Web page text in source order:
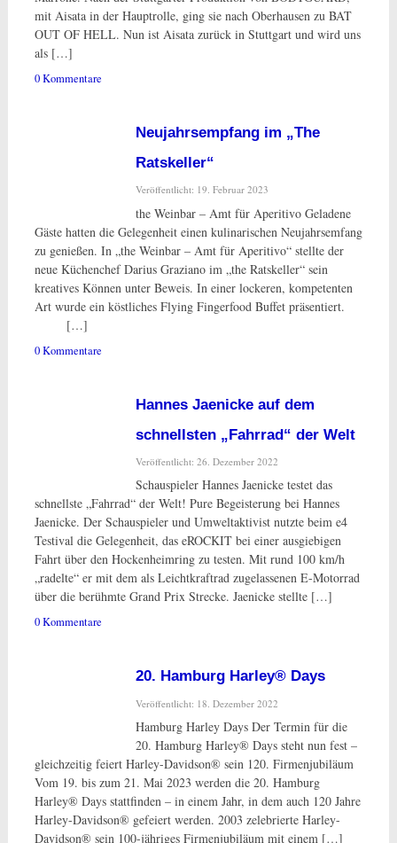
mit Aisata in der Hauptrolle, ging sie nach Oberhausen zu BAT
OUT OF HELL. Nun ist Aisata zurück in Stuttgart und wird uns
als […]
0 Kommentare
Neujahrsempfang im „The
Ratskeller“
Veröffentlicht: 19. Februar 2023
the Weinbar – Amt für Aperitivo Geladene
Gäste hatten die Gelegenheit einen kulinarischen Neujahrsemfang
zu genießen. In „the Weinbar – Amt für Aperitivo“ stellte der
neue Küchenchef Darius Graziano im „the Ratskeller“ sein
kreatives Können unter Beweis. In einer lockeren, kompetenten
Art wurde ein köstliches Flying Fingerfood Buffet präsentiert.
[…]
0 Kommentare
Hannes Jaenicke auf dem
schnellsten „Fahrrad“ der Welt
Veröffentlicht: 26. Dezember 2022
Schauspieler Hannes Jaenicke testet das
schnellste „Fahrrad“ der Welt! Pure Begeisterung bei Hannes
Jaenicke. Der Schauspieler und Umweltaktivist nutzte beim e4
Testival die Gelegenheit, das eROCKIT bei einer ausgiebigen
Fahrt über den Hockenheimring zu testen. Mit rund 100 km/h
„radelte“ er mit dem als Leichtkraftrad zugelassenen E-Motorrad
über die berühmte Grand Prix Strecke. Jaenicke stellte […]
0 Kommentare
20. Hamburg Harley® Days
Veröffentlicht: 18. Dezember 2022
Hamburg Harley Days Der Termin für die
20. Hamburg Harley® Days steht nun fest –
gleichzeitig feiert Harley-Davidson® sein 120. Firmenjubiläum
Vom 19. bis zum 21. Mai 2023 werden die 20. Hamburg
Harley® Days stattfinden – in einem Jahr, in dem auch 120 Jahre
Harley-Davidson® gefeiert werden. 2003 zelebrierte Harley-
Davidson® sein 100-jähriges Firmenjubiläum mit einem […]